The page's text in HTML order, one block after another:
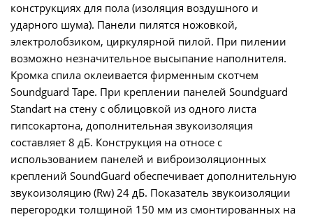
конструкциях для пола (изоляция воздушного и
ударного шума). Панели пилятся ножовкой,
электролобзиком, циркулярной пилой. При пилении
возможно незначительное высыпание наполнителя.
Кромка спила оклеивается фирменным скотчем
Soundguard Tape. При креплении панелей Soundguard
Standart на стену с облицовкой из одного листа
гипсокартона, дополнительная звукоизоляция
составляет 8 дБ. Конструкция на относе с
использованием панелей и виброизоляционных
креплений SoundGuard обеспечивает дополнительную
звукоизоляцию (Rw) 24 дБ. Показатель звукоизоляции
перегородки толщиной 150 мм из смонтированных на